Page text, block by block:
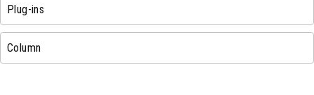
Plug-ins
Column